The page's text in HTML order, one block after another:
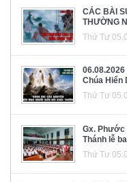
CÁC BÀI
THƯỜNG
Thứ Tư
Chúa Hiển
Thứ Tư
Gx. Phước
Thánh lễ
Thứ Tư